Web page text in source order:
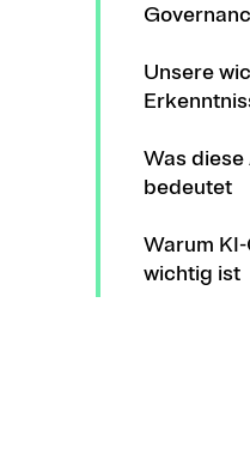
Unsere
Was
bedeutet
Warum
wichtig ist